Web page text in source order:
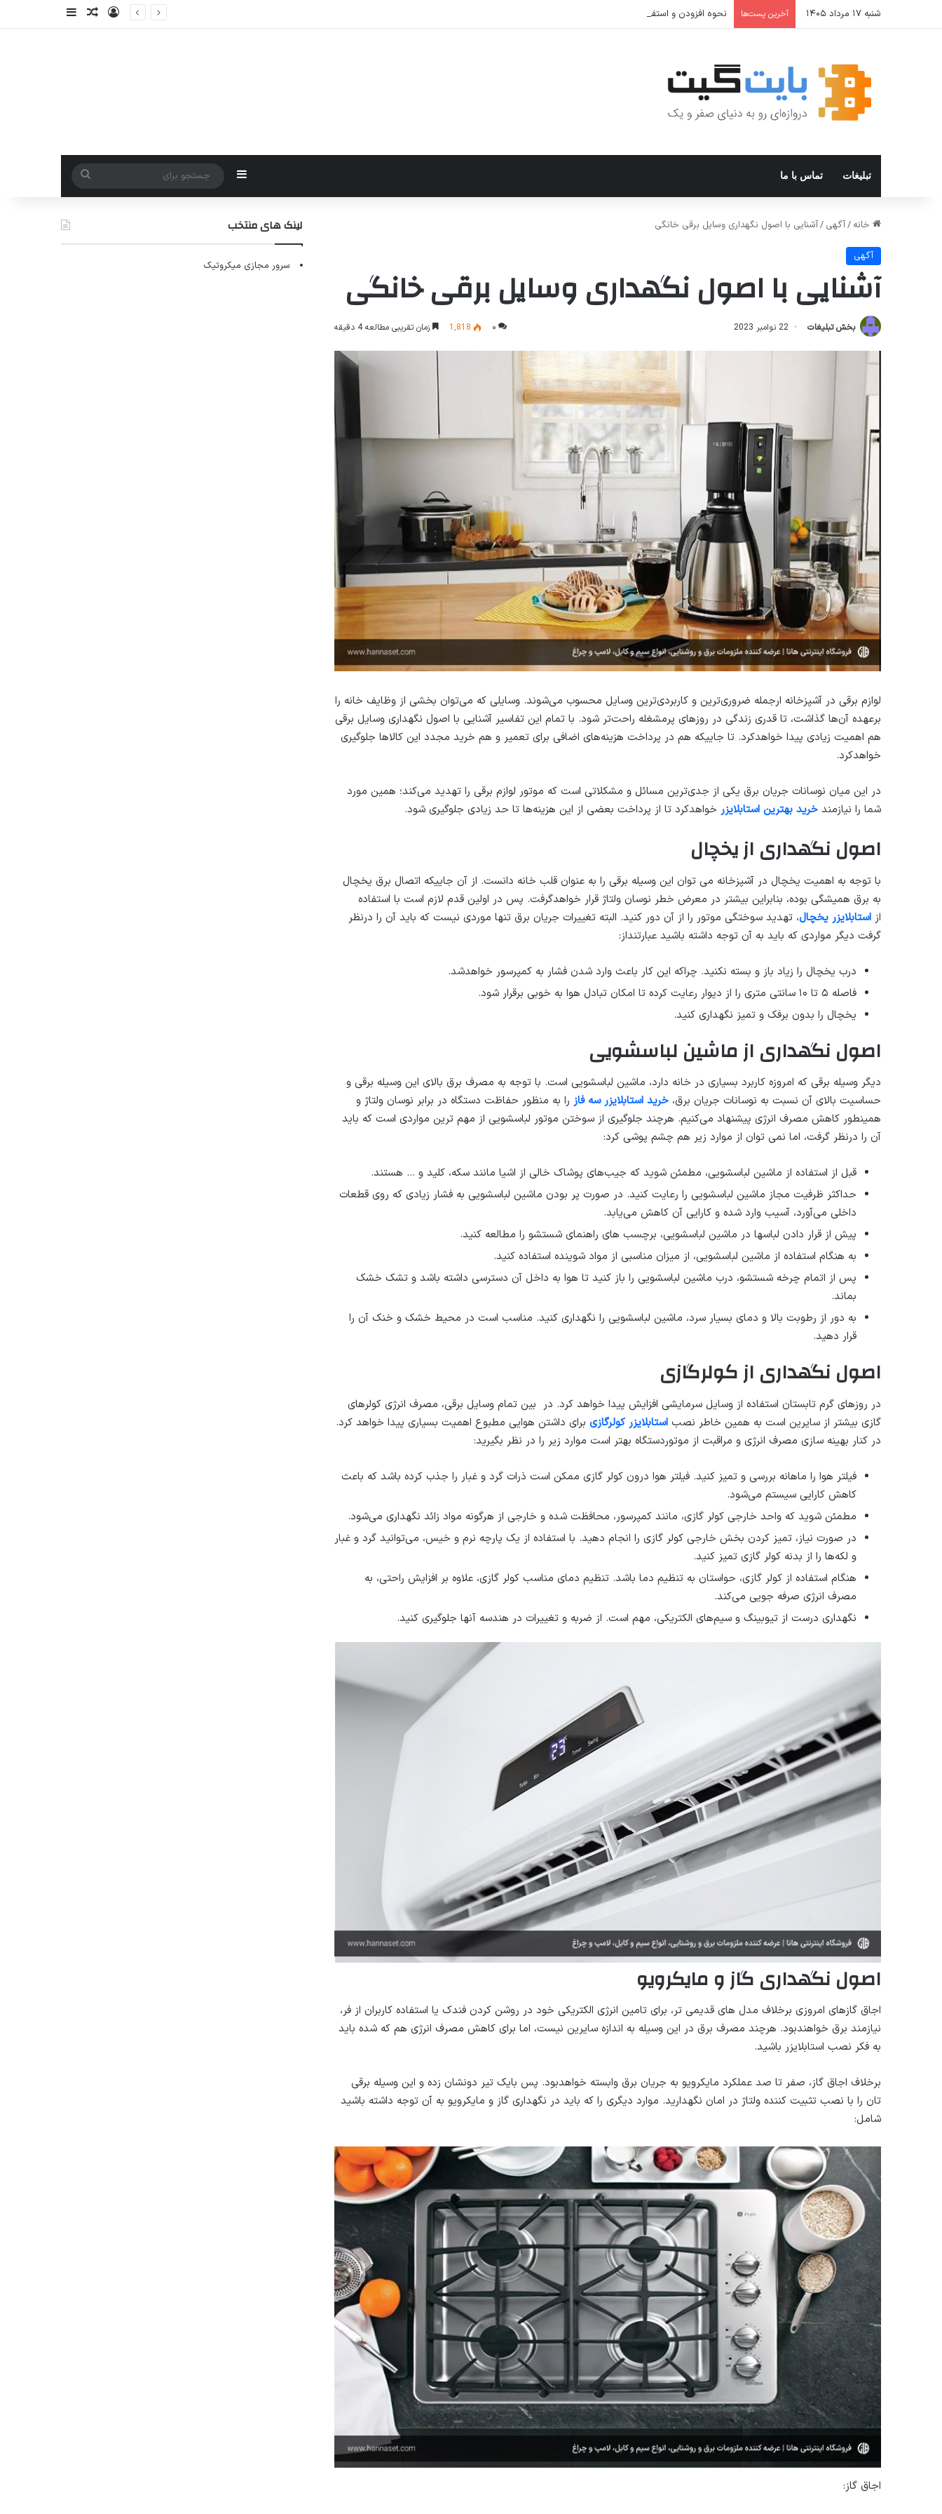
شنبه ۱۷ مرداد ۱۴۰۵ آخرین پست‌ها نحوه افزودن و استفاده از Private DNS در ویندوز ۱۱ ورودنوشته تصادفی
سایدبار
تبلیغات تماس با ما سایدبار
جستجو
برای
خانه /آگهی /آشنایی با اصول نگهداری وسایل برقی خانگی
آگهی
آشنایی با اصول نگهداری وسایل برقی خانگی
بخش تبلیغات 22 نوامبر 2023 ۰ 1,818 زمان تقریبی مطالعه 4 دقیقه
لوازم برقی در آشپزخانه ارجمله ضروری‌ترین و کاربردی‌ترین وسایل محسوب می‌شوند. وسایلی که می‌توان بخشی از وظایف خانه را
برعهده آن‌ها گذاشت، تا قدری زندگی در روزهای پرمشغله راحت‌تر شود. با تمام این تفاسیر آشنایی با اصول نگهداری وسایل برقی
هم اهمیت زیادی پیدا خواهدکرد. تا جاییکه هم در پرداخت هزینه‌های اضافی برای تعمیر و هم خرید مجدد این کالاها جلوگیری
خواهدکرد.
در این میان نوسانات جریان برق یکی از جدی‌ترین مسائل و مشکلاتی است که موتور لوازم برقی را تهدید می‌کند؛ همین مورد
شما را نیازمند خرید بهترین استابلایزر خواهدکرد تا از پرداخت بعضی از این هزینه‌ها تا حد زیادی جلوگیری شود.
اصول نگهداری از یخچال
با توجه به اهمیت یخچال در آشپزخانه می توان این وسیله برقی را به عنوان قلب خانه دانست. از آن جاییکه اتصال برق یخچال
به برق همیشگی بوده، بنابراین بیشتر در معرض خطر نوسان ولتاژ قرار خواهدگرفت. پس در اولین قدم لازم است با استفاده
از استابلایزر یخچال، تهدید سوختگی موتور را از آن دور کنید. البته تغییرات جریان برق تنها موردی نیست که باید آن را درنظر
گرفت دیگر مواردی که باید به آن توجه داشته باشید عبارتنداز:
درب یخچال را زیاد باز و بسته نکنید. چراکه این کار باعث وارد شدن فشار به کمپرسور خواهدشد.
فاصله ۵ تا ۱۰ سانتی متری را از دیوار رعایت کرده تا امکان تبادل هوا به خوبی برقرار شود.
یخچال را بدون برفک و تمیز نگهداری کنید.
اصول نگهداری از ماشین لباسشویی
دیگر وسیله برقی که امروزه کاربرد بسیاری در خانه دارد، ماشین لباسشویی است. با توجه به مصرف برق بالای این وسیله برقی و
حساسیت بالای آن نسبت به نوسانات جریان برق، خرید استابلایزر سه فاز را به منظور حفاظت دستگاه در برابر نوسان ولتاژ و
همینطور کاهش مصرف انرژی پیشنهاد می‌کنیم. هرچند جلوگیری از سوختن موتور لباسشویی از مهم ترین مواردی است که باید
آن را درنظر گرفت، اما نمی توان از موارد زیر هم چشم پوشی کرد:
قبل از استفاده از ماشین لباسشویی، مطمئن شوید که جیب‌های پوشاک خالی از اشیا مانند سکه، کلید و … هستند.
حداکثر ظرفیت مجاز ماشین لباسشویی را رعایت کنید. در صورت پر بودن ماشین لباسشویی به فشار زیادی که روی قطعات
داخلی می‌آورد، آسیب وارد شده و کارایی آن کاهش می‌یابد.
پیش از قرار دادن لباسها در ماشین لباسشویی، برچسب های راهنمای شستشو را مطالعه کنید.
به هنگام استفاده از ماشین لباسشویی، از میزان مناسبی از مواد شوینده استفاده کنید.
پس از اتمام چرخه شستشو، درب ماشین لباسشویی را باز کنید تا هوا به داخل آن دسترسی داشته باشد و تشک خشک
بماند.
به دور از رطوبت بالا و دمای بسیار سرد، ماشین لباسشویی را نگهداری کنید. مناسب است در محیط خشک و خنک آن را
قرار دهید.
اصول نگهداری از کولرگازی
در روزهای گرم تابستان استفاده از وسایل سرمایشی افزایش پیدا خواهد کرد. در بین تمام وسایل برقی، مصرف انرژی کولرهای
گازی بیشتر از سایرین است به همین خاطر نصب استابلایزر کولرگازی برای داشتن هوایی مطبوع اهمیت بسیاری پیدا خواهد کرد.
در کنار بهینه سازی مصرف انرژی و مراقبت از موتوردستگاه بهتر است موارد زیر را در نظر بگیرید:
فیلتر هوا را ماهانه بررسی و تمیز کنید. فیلتر هوا درون کولر گازی ممکن است ذرات گرد و غبار را جذب کرده باشد که باعث
کاهش کارایی سیستم می‌شود.
مطمئن شوید که واحد خارجی کولر گازی، مانند کمپرسور، محافظت شده و خارجی از هرگونه مواد زائد نگهداری می‌شود.
در صورت نیاز، تمیز کردن بخش خارجی کولر گازی را انجام دهید. با استفاده از یک پارچه نرم و خیس، می‌توانید گرد و غبار
و لکه‌ها را از بدنه کولر گازی تمیز کنید.
هنگام استفاده از کولر گازی، حواستان به تنظیم دما باشد. تنظیم دمای مناسب کولر گازی، علاوه بر افزایش راحتی، به
مصرف انرژی صرفه جویی می‌کند.
نگهداری درست از تیوبینگ و سیم‌های الکتریکی، مهم است. از ضربه و تغییرات در هندسه آنها جلوگیری کنید.
اصول نگهداری گاز و مایکرویو
اجاق گازهای امروزی برخلاف مدل های قدیمی تر، برای تامین انرژی الکتریکی خود در روشن کردن فندک یا استفاده کاربران از فر،
نیازمند برق خواهندبود. هرچند مصرف برق در این وسیله به اندازه سایرین نیست، اما برای کاهش مصرف انرژی هم که شده باید
به فکر نصب استابلایزر باشید.
برخلاف اجاق گاز، صفر تا صد عملکرد مایکرویو به جریان برق وابسته خواهدبود. پس بایک تیر دونشان زده و این وسیله برقی
تان را با نصب تثبیت کننده ولتاژ در امان نگهدارید. موارد دیگری را که باید در نگهداری گاز و مایکرویو به آن توجه داشته باشید
شامل:
اجاق گاز:
لینک های منتخب
سرور مجازی میکروتیک